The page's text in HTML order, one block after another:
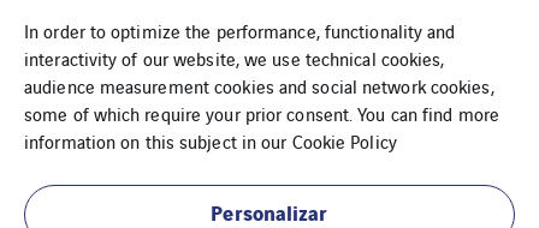
Acessibilidade
Aviso Legal
Canal Denúncias
In order to optimize the performance, functionality and
interactivity of our website, we use technical cookies,
audience measurement cookies and social network cookies,
some of which require your prior consent. You can find more
information on this subject in our Cookie Policy
Personalizar